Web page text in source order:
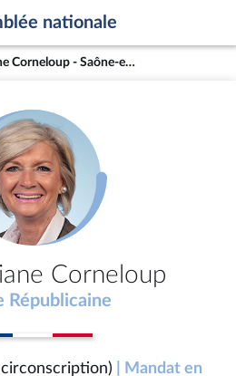
nationale
Mme Josiane Corneloup - Saône-et-Loire (2e circonscription)
Corneloup
Républicaine
| Mandat en